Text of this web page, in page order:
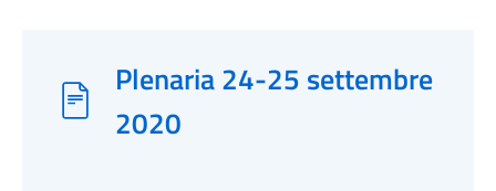
Plenaria 24-25 settembre
2020